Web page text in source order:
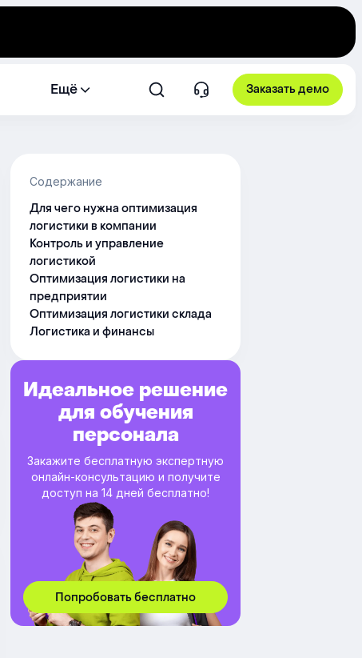
Ещё Заказать демо
Содержание
Для чего нужна оптимизация
логистики в компании
Контроль и управление
логистикой
Оптимизация логистики на
предприятии
Оптимизация логистики склада
Логистика и финансы
Идеальное решение
для обучения
персонала
Закажите бесплатную экспертную
онлайн-консультацию и получите
доступ на 14 дней бесплатно!
Попробовать бесплатно